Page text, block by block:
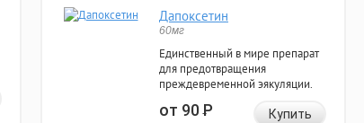
Дапоксетин
60мг
Единственный в мире препарат
для предотвращения
преждевременной эякуляции.
от 90Р Купить